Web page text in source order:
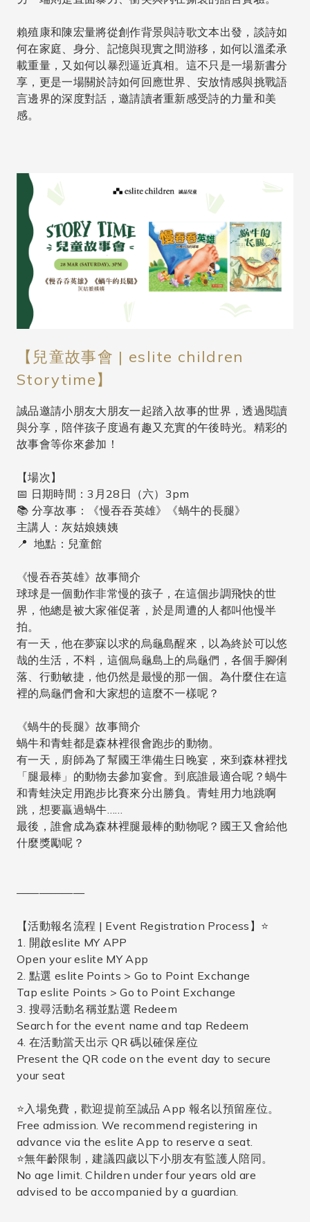
賴殖康和陳宏量將從創作背景與詩歌文本出發，談詩如
何在家庭、身分、記憶與現實之間游移，如何以溫柔承
載重量，又如何以暴烈逼近真相。這不只是一場新書分
享，更是一場關於詩如何回應世界、安放情感與挑戰語
言邊界的深度對話，邀請讀者重新感受詩的力量和美
感。
【兒童故事會 | eslite children
Storytime】
誠品邀請小朋友大朋友一起踏入故事的世界，透過閱讀
與分享，陪伴孩子度過有趣又充實的午後時光。精彩的
故事會等你來參加！
【場次】
📅 日期時間：3月28日（六）3pm
📚 分享故事：《慢吞吞英雄》《蝸牛的長腿》
主講人：灰姑娘姨姨
📍 地點：兒童館
《慢吞吞英雄》故事簡介
球球是一個動作非常慢的孩子，在這個步調飛快的世
界，他總是被大家催促著，於是周遭的人都叫他慢半
拍。
有一天，他在夢寐以求的烏龜島醒來，以為終於可以悠
哉的生活，不料，這個烏龜島上的烏龜們，各個手腳俐
落、行動敏捷，他仍然是最慢的那一個。為什麼住在這
裡的烏龜們會和大家想的這麼不一樣呢？
《蝸牛的長腿》故事簡介
蝸牛和青蛙都是森林裡很會跑步的動物。
有一天，廚師為了幫國王準備生日晚宴，來到森林裡找
「腿最棒」的動物去參加宴會。到底誰最適合呢？蝸牛
和青蛙決定用跑步比賽來分出勝負。青蛙用力地跳啊
跳，想要贏過蝸牛……
最後，誰會成為森林裡腿最棒的動物呢？國王又會給他
什麼獎勵呢？
——————
【活動報名流程 | Event Registration Process】⭐
1. 開啟eslite MY APP
Open your eslite MY App
2. 點選 eslite Points > Go to Point Exchange
Tap eslite Points > Go to Point Exchange
3. 搜尋活動名稱並點選 Redeem
Search for the event name and tap Redeem
4. 在活動當天出示 QR 碼以確保座位
Present the QR code on the event day to secure
your seat
⭐入場免費，歡迎提前至誠品 App 報名以預留座位。
Free admission. We recommend registering in
advance via the eslite App to reserve a seat.
⭐無年齡限制，建議四歲以下小朋友有監護人陪同。
No age limit. Children under four years old are
advised to be accompanied by a guardian.